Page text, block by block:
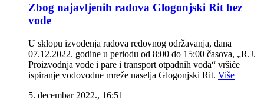
Zbog najavljenih radova Glogonjski Rit bez
vode
U sklopu izvođenja radova redovnog održavanja, dana
07.12.2022. godine u periodu od 8:00 do 15:00 časova, „R.J.
Proizvodnja vode i pare i transport otpadnih voda“ vršiće
ispiranje vodovodne mreže naselja Glogonjski Rit. Više
5. decembar 2022., 16:51